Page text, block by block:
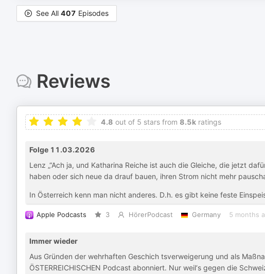
See All 407 Episodes
Reviews
4.8 out of 5 stars from 8.5k ratings
Folge 11.03.2026
Lenz „“Ach ja, und Katharina Reiche ist auch die Gleiche, die jetzt
haben oder sich neue da drauf bauen, ihren Strom nicht mehr
In Österreich kenn man nicht anderes. D.h. es gibt keine feste
Apple Podcasts 3 HörerPodcast Germany 5 months
Immer wieder
Aus Gründen der wehrhaften Geschich tsverweigerung und als
ÖSTERREICHISCHEN Podcast abonniert. Nur weil‘s gegen die